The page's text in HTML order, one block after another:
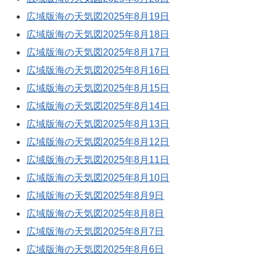
広域版海の天気図2025年8月19日
広域版海の天気図2025年8月18日
広域版海の天気図2025年8月17日
広域版海の天気図2025年8月16日
広域版海の天気図2025年8月15日
広域版海の天気図2025年8月14日
広域版海の天気図2025年8月13日
広域版海の天気図2025年8月12日
広域版海の天気図2025年8月11日
広域版海の天気図2025年8月10日
広域版海の天気図2025年8月9日
広域版海の天気図2025年8月8日
広域版海の天気図2025年8月7日
広域版海の天気図2025年8月6日